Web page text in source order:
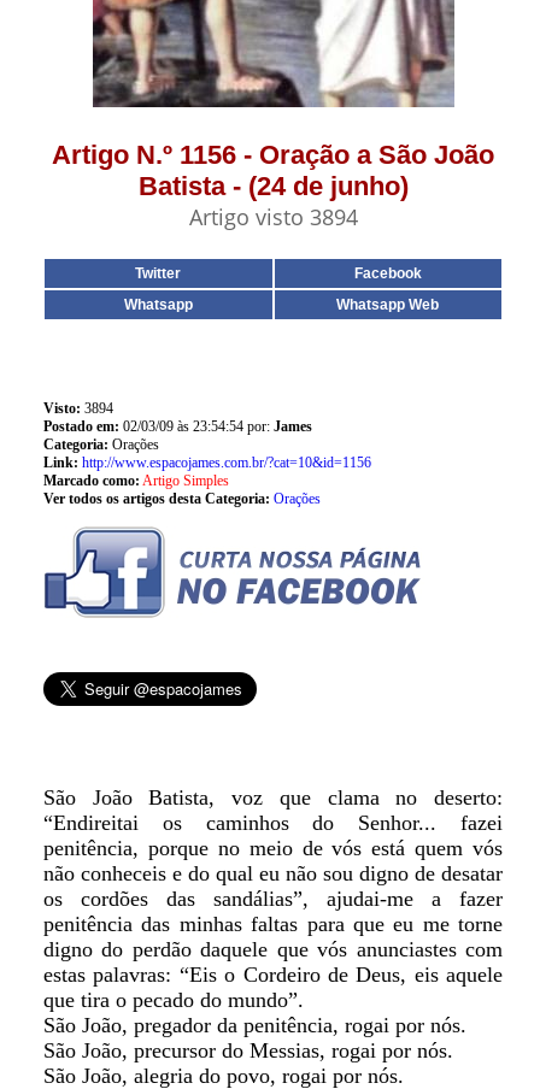
Artigo N.º 1156 - Oração a São João
Batista - (24 de junho)
Artigo visto 3894
Twitter
Facebook
Whatsapp
Whatsapp Web
Visto: 3894
Postado em: 02/03/09 às 23:54:54 por: James
Categoria: Orações
Link: http://www.espacojames.com.br/?cat=10&id=1156
Marcado como: Artigo Simples
Ver todos os artigos desta Categoria: Orações
São João Batista, voz que clama no deserto:
“Endireitai os caminhos do Senhor... fazei
penitência, porque no meio de vós está quem vós
não conheceis e do qual eu não sou digno de desatar
os cordões das sandálias”, ajudai-me a fazer
penitência das minhas faltas para que eu me torne
digno do perdão daquele que vós anunciastes com
estas palavras: “Eis o Cordeiro de Deus, eis aquele
que tira o pecado do mundo”.
São João, pregador da penitência, rogai por nós.
São João, precursor do Messias, rogai por nós.
São João, alegria do povo, rogai por nós.